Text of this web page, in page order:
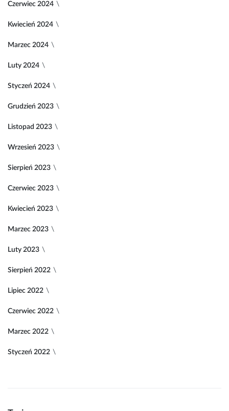
Czerwiec 2024
Kwiecień 2024
Marzec 2024
Luty 2024
Styczeń 2024
Grudzień 2023
Listopad 2023
Wrzesień 2023
Sierpień 2023
Czerwiec 2023
Kwiecień 2023
Marzec 2023
Luty 2023
Sierpień 2022
Lipiec 2022
Czerwiec 2022
Marzec 2022
Styczeń 2022